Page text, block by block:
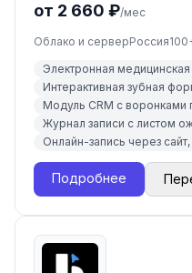
от 2 660 ₽/мес
Облако и серверРоссия100
Электронная
Интерактивная зубная
Модуль CRM с воронками
Журнал записи с листом
Онлайн-запись через
Подробнее